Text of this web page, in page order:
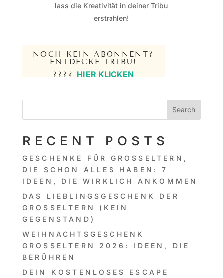
lass die Kreativität in deiner Tribu
erstrahlen!
NOCH KEIN ABONNENT?
ENTDECKE TRIBU!
???? HIER KLICKEN
Search
RECENT POSTS
GESCHENKE FÜR GROSSELTERN, D
IE SCHON ALLES HABEN: 7 I
DEEN, DIE WIRKLICH ANKOMMEN
DAS LIEBLINGSGESCHENK DER
GROSSELTERN (KEIN G
EGENSTAND)
WEIHNACHTSGESCHENK
GROSSELTERN 2026: IDEEN, DIE B
ERÜHREN
DEIN KOSTENLOSES ESCAPE